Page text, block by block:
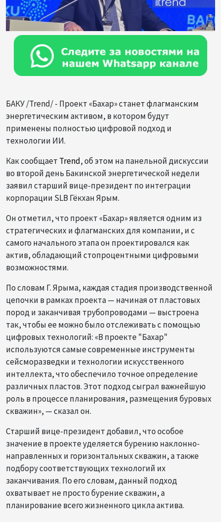
БАКУ /Trend/ - Проект «Бахар» станет флагманским
энергетическим активом, в котором будут
применены полностью цифровой подход и
технологии ИИ.
Как сообщает Trend, об этом на панельной дискуссии
во второй день Бакинской энергетической недели
заявил старший вице-президент по интеграции
корпорации SLB Гёкхан Ярым.
Он отметил, что проект «Бахар» является одним из
стратегических и флагманских для компании, и с
самого начального этапа он проектировался как
актив, обладающий стопроцентными цифровыми
возможностями.
По словам Г. Ярыма, каждая стадия производственной
цепочки в рамках проекта — начиная от пластовых
пород и заканчивая трубопроводами — выстроена
так, чтобы ее можно было отслеживать с помощью
цифровых технологий: «В проекте "Бахар"
используются самые современные инструменты
сейсморазведки и технологии искусственного
интеллекта, что обеспечило точное определение
различных пластов. Этот подход сыграл важнейшую
роль в процессе планирования, размещения буровых
скважин», — сказал он.
Старший вице-президент добавил, что особое
значение в проекте уделяется бурению наклонно-
направленных и горизонтальных скважин, а также
подбору соответствующих технологий их
заканчивания. По его словам, данный подход
охватывает не просто бурение скважин, а
планирование всего жизненного цикла актива.